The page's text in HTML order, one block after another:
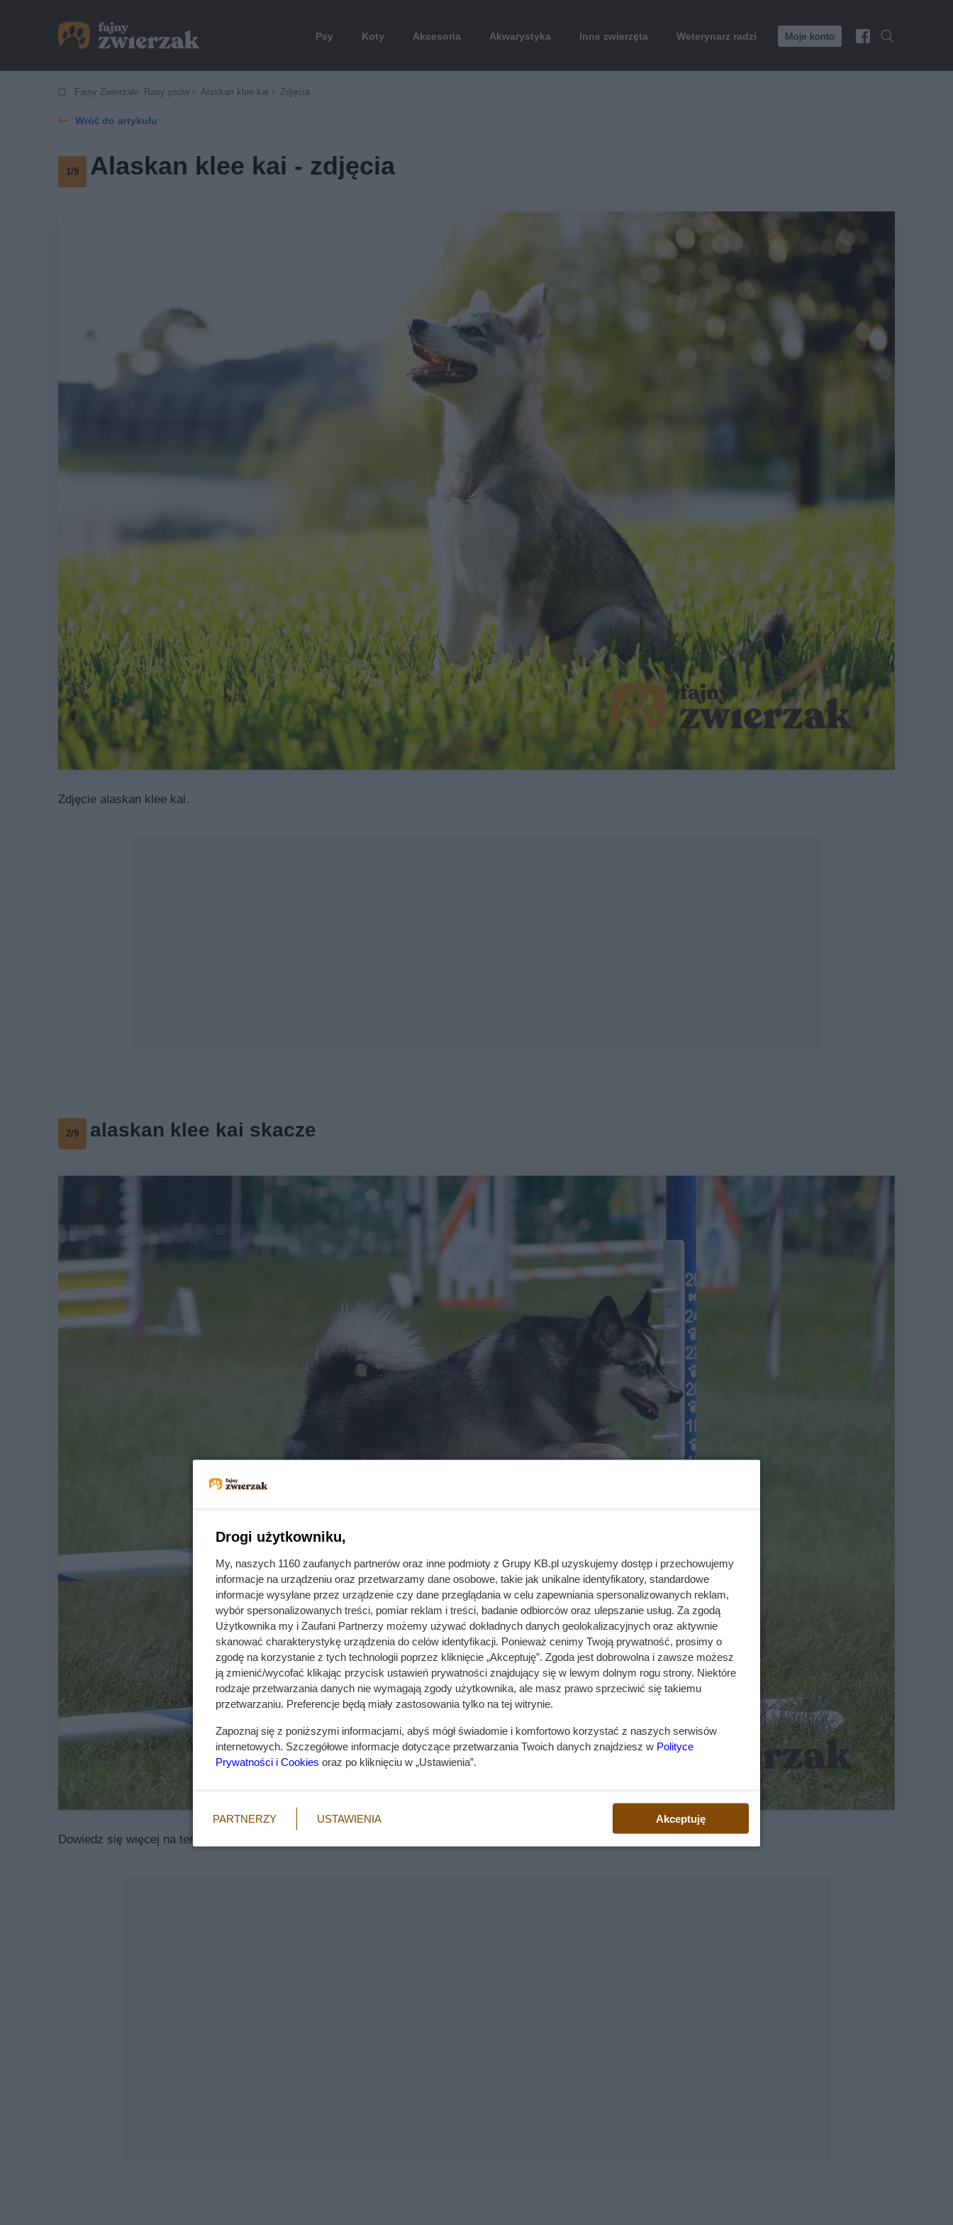
Psy Koty Akcesoria Akwarystyka Inne zwierzęta Weterynarz radzi Moje konto
Fajny Zwierzak Rasy psów Alaskan klee kai Zdjęcia
Wróć do artykułu
1/9 Alaskan klee kai - zdjęcia
Zdjęcie alaskan klee kai.
2/9 alaskan klee kai skacze
Dowiedz się więcej na temat
Drogi użytkowniku,
My, naszych 1160 zaufanych partnerów oraz inne podmioty z Grupy KB.pl uzyskujemy dostęp i przechowujemy
informacje na urządzeniu oraz przetwarzamy dane osobowe, takie jak unikalne identyfikatory, standardowe
informacje wysyłane przez urządzenie czy dane przeglądania w celu zapewniania spersonalizowanych reklam,
wybór spersonalizowanych treści, pomiar reklam i treści, badanie odbiorców oraz ulepszanie usług. Za zgodą
Użytkownika my i Zaufani Partnerzy możemy używać dokładnych danych geolokalizacyjnych oraz aktywnie
skanować charakterystykę urządzenia do celów identyfikacji. Ponieważ cenimy Twoją prywatność, prosimy o
zgodę na korzystanie z tych technologii poprzez kliknięcie „Akceptuję”. Zgoda jest dobrowolna i zawsze możesz
ją zmienić/wycofać klikając przycisk ustawień prywatności znajdujący się w lewym dolnym rogu strony. Niektóre
rodzaje przetwarzania danych nie wymagają zgody użytkownika, ale masz prawo sprzeciwić się takiemu
przetwarzaniu. Preferencje będą miały zastosowania tylko na tej witrynie.
Zapoznaj się z poniższymi informacjami, abyś mógł świadomie i komfortowo korzystać z naszych serwisów
internetowych. Szczegółowe informacje dotyczące przetwarzania Twoich danych znajdziesz w Polityce
Prywatności i Cookies oraz po kliknięciu w „Ustawienia”.
PARTNERZY USTAWIENIA Akceptuję